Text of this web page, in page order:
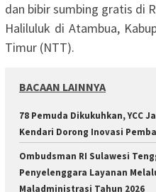
dan bibir sumbing gratis di
Haliluluk di Atambua,
Timur (NTT).
BACAAN LAINNYA
78 Pemuda Dikukuhkan, YCC
Kendari Dorong Inovasi
Ombudsman RI Sulawesi
Penyelenggara Layanan
Maladministrasi Tahun 2026